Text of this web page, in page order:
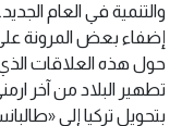
والتنمية في العام
إضفاء بعض المرونة على
حول هذه العلاقات
تطهير البلاد من آخر
بتحويل تركيا إلى